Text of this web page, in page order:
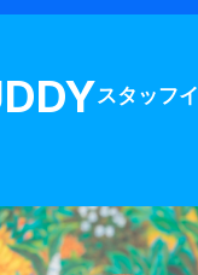
スタッフ